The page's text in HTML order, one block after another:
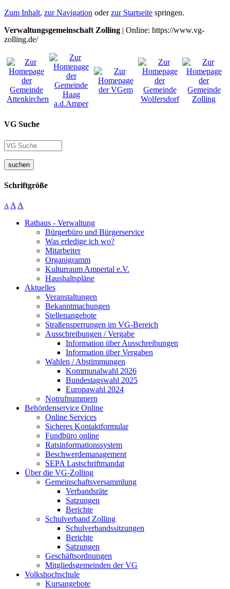
Zum Inhalt, zur Navigation oderzur Startseite springen.
Verwaltungsgemeinschaft Zolling | Online: https://www.vg-
zolling.de/
VG Suche
suchen
Schriftgröße
A A A
Rathaus - Verwaltung
Bürgerbüro und Bürgerservice
Was erledige ich wo?
Mitarbeiter
Organigramm
Kulturraum Ampertal e.V.
Haushaltspläne
Aktuelles
Veranstaltungen
Bekanntmachungen
Stellenangebote
Straßensperrungen im VG-Bereich
Ausschreibungen / Vergabe
Information über Ausschreibungen
Information über Vergaben
Wahlen / Abstimmungen
Kommunalwahl 2026
Bundestagswahl 2025
Europawahl 2024
Notrufnummern
Behördenservice Online
Online Services
Sicheres Kontaktformular
Fundbüro online
Ratsinformationssystem
Beschwerdemanagement
SEPA Lastschriftmandat
Über die VG-Zolling
Gemeinschaftsversammlung
Verbandsräte
Satzungen
Berichte
Schulverband Zolling
Schulverbandssitzungen
Berichte
Satzungen
Geschäftsordnungen
Mitgliedsgemeinden der VG
Volkshochschule
Kursangebote